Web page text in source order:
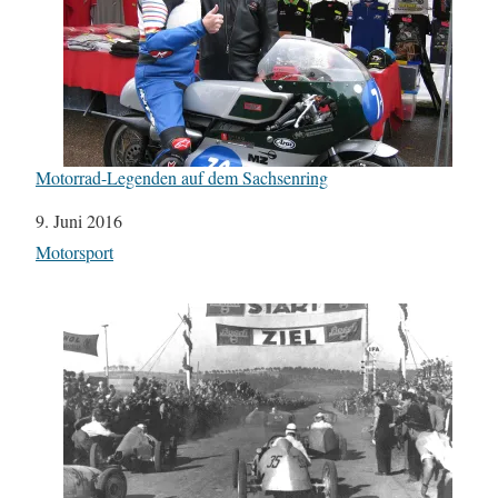
Motorrad-Legenden auf dem Sachsenring
Datum
9. Juni 2016
In Bezug auf
Motorsport